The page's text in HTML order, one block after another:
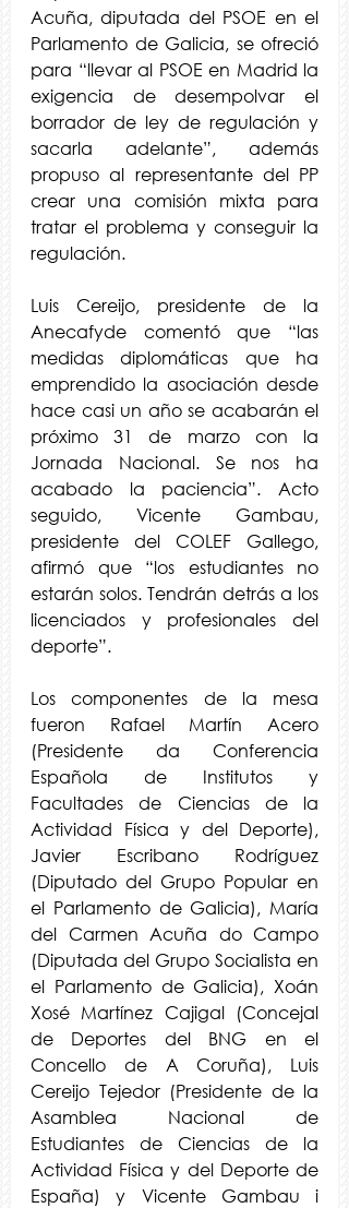
Acuña, diputada del PSOE en el
Parlamento de Galicia, se ofreció
para “llevar al PSOE en Madrid la
exigencia de desempolvar el
borrador de ley de regulación y
sacarla adelante”, además
propuso al representante del PP
crear una comisión mixta para
tratar el problema y conseguir la
regulación.
Luis Cereijo, presidente de la
Anecafyde comentó que “las
medidas diplomáticas que ha
emprendido la asociación desde
hace casi un año se acabarán el
próximo 31 de marzo con la
Jornada Nacional. Se nos ha
acabado la paciencia”. Acto
seguido, Vicente Gambau,
presidente del COLEF Gallego,
afirmó que “los estudiantes no
estarán solos. Tendrán detrás a los
licenciados y profesionales del
deporte”.
Los componentes de la mesa
fueron Rafael Martín Acero
(Presidente da Conferencia
Española de Institutos y
Facultades de Ciencias de la
Actividad Física y del Deporte),
Javier Escribano Rodríguez
(Diputado del Grupo Popular en
el Parlamento de Galicia), María
del Carmen Acuña do Campo
(Diputada del Grupo Socialista en
el Parlamento de Galicia), Xoán
Xosé Martínez Cajigal (Concejal
de Deportes del BNG en el
Concello de A Coruña), Luis
Cereijo Tejedor (Presidente de la
Asamblea Nacional de
Estudiantes de Ciencias de la
Actividad Física y del Deporte de
España) y Vicente Gambau i